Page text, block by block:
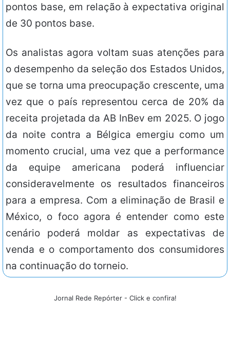
pontos base, em relação à expectativa original
de 30 pontos base.
Os analistas agora voltam suas atenções para
o desempenho da seleção dos Estados Unidos,
que se torna uma preocupação crescente, uma
vez que o país representou cerca de 20% da
receita projetada da AB InBev em 2025. O jogo
da noite contra a Bélgica emergiu como um
momento crucial, uma vez que a performance
da equipe americana poderá influenciar
consideravelmente os resultados financeiros
para a empresa. Com a eliminação de Brasil e
México, o foco agora é entender como este
cenário poderá moldar as expectativas de
venda e o comportamento dos consumidores
na continuação do torneio.
Jornal Rede Repórter - Click e confira!